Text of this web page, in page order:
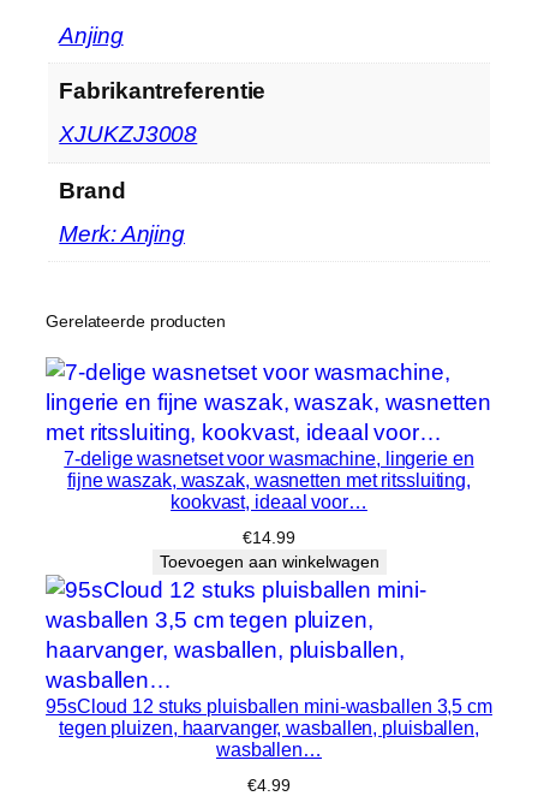
R
i
n
g
v
l
d
i
n
g
‎Anjing
Fabrikantreferentie
‎XJUKZJ3008
Brand
Merk: Anjing
Gerelateerde producten
7-delige wasnetset voor wasmachine, lingerie en
fijne waszak, waszak, wasnetten met ritssluiting,
kookvast, ideaal voor…
€14.99
Toevoegen aan winkelwagen
95sCloud 12 stuks pluisballen mini-wasballen 3,5 cm
tegen pluizen, haarvanger, wasballen, pluisballen,
wasballen…
€4.99